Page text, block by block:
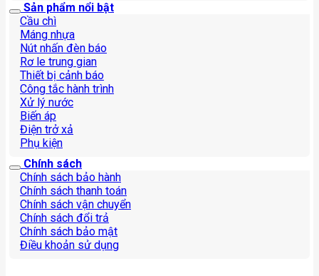
Sản phẩm nổi bật
Cầu chì
Máng nhựa
Nút nhấn đèn báo
Rơ le trung gian
Thiết bị cảnh báo
Công tắc hành trình
Xử lý nước
Biến áp
Điện trở xả
Phụ kiện
Chính sách
Chính sách bảo hành
Chính sách thanh toán
Chính sách vận chuyển
Chính sách đổi trả
Chính sách bảo mật
Điều khoản sử dụng